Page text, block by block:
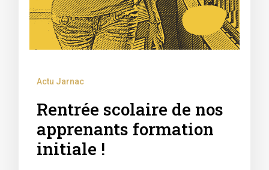
Actu Jarnac
Rentrée scolaire de nos
apprenants formation
initiale !